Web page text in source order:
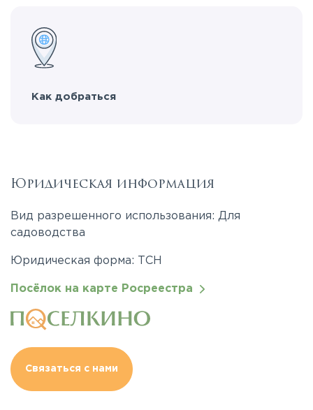
Как добраться
Юридическая информация
Вид разрешенного использования: Для
садоводства
Юридическая форма: ТСН
Посёлок на карте Росреестра
Связаться с нами